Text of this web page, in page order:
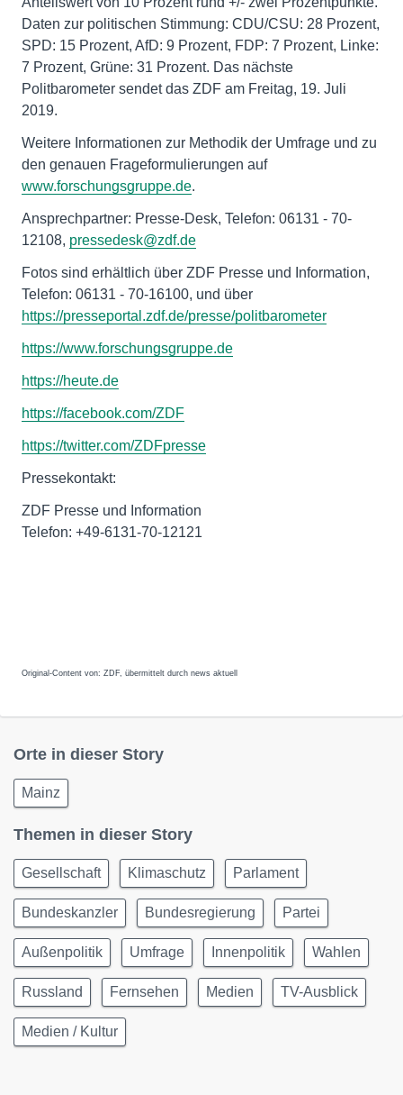
Daten zur politischen Stimmung: CDU/CSU: 28 Prozent,
SPD: 15 Prozent, AfD: 9 Prozent, FDP: 7 Prozent, Linke:
7 Prozent, Grüne: 31 Prozent. Das nächste
Politbarometer sendet das ZDF am Freitag, 19. Juli
2019.
Weitere Informationen zur Methodik der Umfrage und zu
den genauen Frageformulierungen auf
www.forschungsgruppe.de.
Ansprechpartner: Presse-Desk, Telefon: 06131 - 70-
12108, pressedesk@zdf.de
Fotos sind erhältlich über ZDF Presse und Information,
Telefon: 06131 - 70-16100, und über
https://presseportal.zdf.de/presse/politbarometer
https://www.forschungsgruppe.de
https://heute.de
https://facebook.com/ZDF
https://twitter.com/ZDFpresse
Pressekontakt:
ZDF Presse und Information
Telefon: +49-6131-70-12121
Original-Content von: ZDF, übermittelt durch news aktuell
Orte in dieser Story
Mainz
Themen in dieser Story
Gesellschaft Klimaschutz Parlament
Bundeskanzler Bundesregierung Partei
Außenpolitik Umfrage Innenpolitik Wahlen
Russland Fernsehen Medien TV-Ausblick
Medien / Kultur